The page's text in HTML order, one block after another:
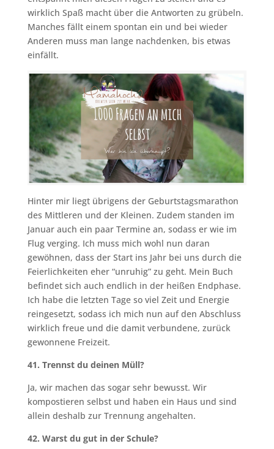
wirklich Spaß macht über die Antworten zu grübeln.
Manches fällt einem spontan ein und bei wieder
Anderen muss man lange nachdenken, bis etwas
einfällt.
Hinter mir liegt übrigens der Geburtstagsmarathon
des Mittleren und der Kleinen. Zudem standen im
Januar auch ein paar Termine an, sodass er wie im
Flug verging. Ich muss mich wohl nun daran
gewöhnen, dass der Start ins Jahr bei uns durch die
Feierlichkeiten eher “unruhig” zu geht. Mein Buch
befindet sich auch endlich in der heißen Endphase.
Ich habe die letzten Tage so viel Zeit und Energie
reingesetzt, sodass ich mich nun auf den Abschluss
wirklich freue und die damit verbundene, zurück
gewonnene Freizeit.
41. Trennst du deinen Müll?
Ja, wir machen das sogar sehr bewusst. Wir
kompostieren selbst und haben ein Haus und sind
allein deshalb zur Trennung angehalten.
42. Warst du gut in der Schule?